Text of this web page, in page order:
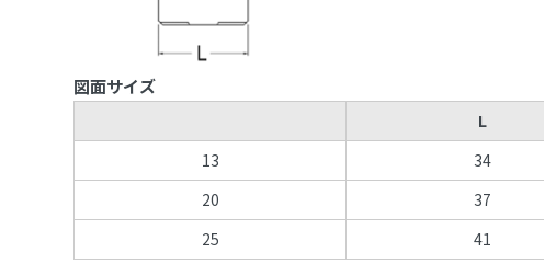
図面サイズ
L
13
34
20
37
25
41